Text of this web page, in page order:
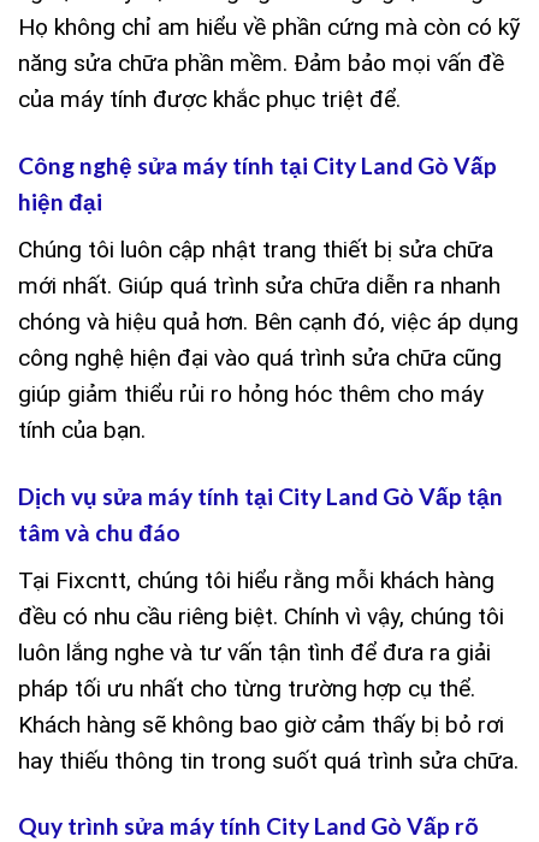
Họ không chỉ am hiểu về phần cứng mà còn có kỹ
năng sửa chữa phần mềm. Đảm bảo mọi vấn đề
của máy tính được khắc phục triệt để.
Công nghệ sửa máy tính tại City Land Gò Vấp
hiện đại
Chúng tôi luôn cập nhật trang thiết bị sửa chữa
mới nhất. Giúp quá trình sửa chữa diễn ra nhanh
chóng và hiệu quả hơn. Bên cạnh đó, việc áp dụng
công nghệ hiện đại vào quá trình sửa chữa cũng
giúp giảm thiểu rủi ro hỏng hóc thêm cho máy
tính của bạn.
Dịch vụ sửa máy tính tại City Land Gò Vấp tận
tâm và chu đáo
Tại Fixcntt, chúng tôi hiểu rằng mỗi khách hàng
đều có nhu cầu riêng biệt. Chính vì vậy, chúng tôi
luôn lắng nghe và tư vấn tận tình để đưa ra giải
pháp tối ưu nhất cho từng trường hợp cụ thể.
Khách hàng sẽ không bao giờ cảm thấy bị bỏ rơi
hay thiếu thông tin trong suốt quá trình sửa chữa.
Quy trình sửa máy tính City Land Gò Vấp rõ